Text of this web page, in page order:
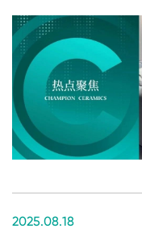
2025.08.18